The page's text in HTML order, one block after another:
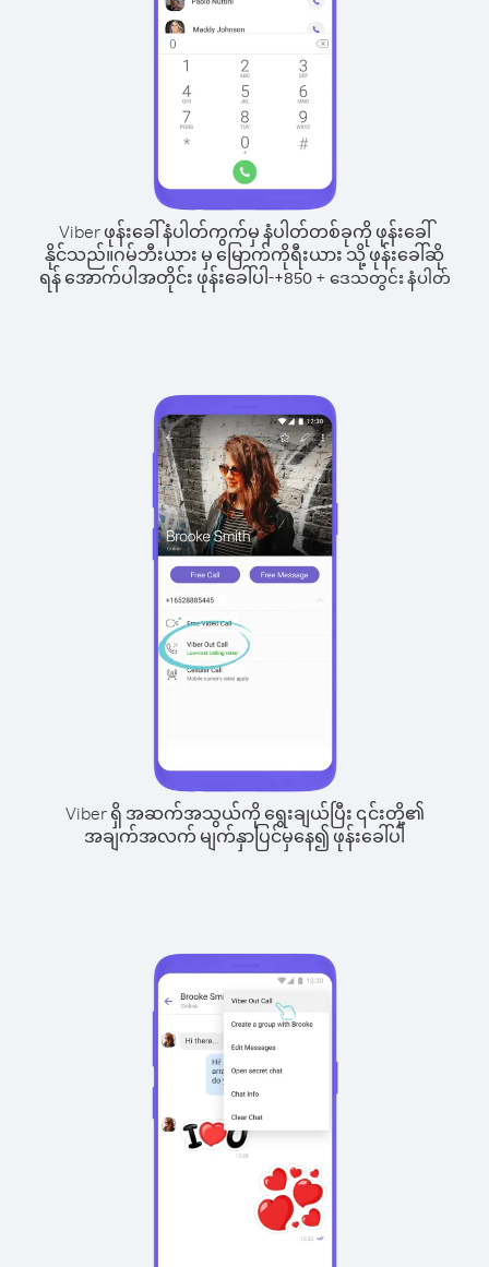
Viber ဖုန်းခေါ်နံပါတ်ကွက်မှ နံပါတ်တစ်ခုကို ဖုန်းခေါ်
နိုင်သည်။ဂမ်ဘီးယား မှ မြောက်ကိုရီးယား သို့ ဖုန်းခေါ်ဆို
ရန် အောက်ပါအတိုင်း ဖုန်းခေါ်ပါ-+850+ ဒေသတွင်း နံပါတ်
Viber ရှိ အဆက်အသွယ်ကို ရွေးချယ်ပြီး ၎င်းတို့၏
အချက်အလက် မျက်နှာပြင်မှနေ၍ ဖုန်းခေါ်ပါ